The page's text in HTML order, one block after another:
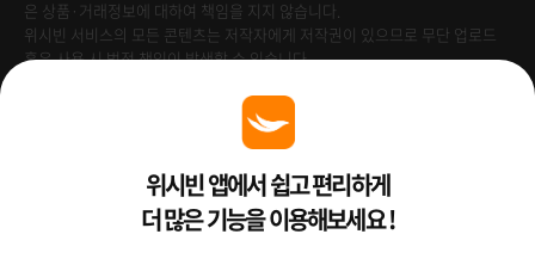
은 상품·거래정보에 대하여 책임을 지지 않습니다.
위시빈 서비스의 모든 콘텐츠는 저작자에게 저작권이 있으므로 무단 업로드
혹은 사용 시 법적 책임이 발생할 수 있습니다.
Venture Enterprise위시빈 앱에서 쉽고 편리하게
더 많은 기능을 이용해보세요 !